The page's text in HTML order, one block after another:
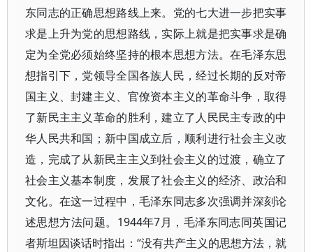
东同志的正确思想路线上来。党的七大进一步把实事
求是上升为党的思想路线，实际上就是把实事求是确
定为全党必须始终坚持的根本思想方法。在毛泽东思
想指引下，党领导全国各族人民，经过长期的反对帝
国主义、封建主义、官僚资本主义的革命斗争，取得
了新民主主义革命的胜利，建立了人民民主专政的中
华人民共和国；新中国成立后，顺利进行社会主义改
造，完成了从新民主主义到社会主义的过渡，确立了
社会主义基本制度，发展了社会主义的经济、政治和
文化。在这一过程中，毛泽东同志多次强调并深刻论
述思想方法问题。1944年7月，毛泽东同志同英国记
者斯坦因谈话时指出：“没有共产主义的思想方法，就